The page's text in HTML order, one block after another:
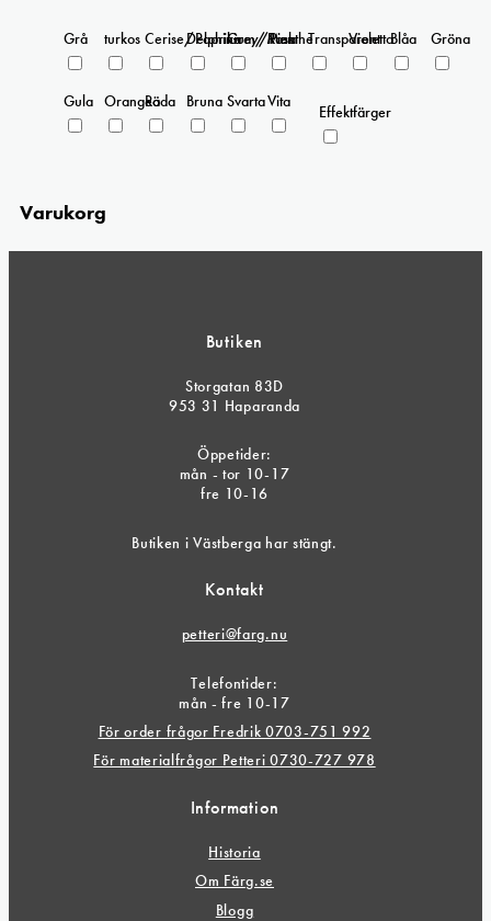
Grå turkos Cerise/Paprika
Delphinium/Menthe
Grey/Pink
Rosa Transparent
ViolettaBlåa Gröna
Gula OrangeaRöda Bruna SvartaVita
Effektfärger
Varukorg
Butiken
Storgatan 83D
953 31 Haparanda
Öppetider:
mån - tor 10-17
fre 10-16
Butiken i Västberga har stängt.
Kontakt
petteri@farg.nu
Telefontider:
mån - fre 10-17
För order frågor Fredrik 0703-751 992
För materialfrågor Petteri 0730-727 978
Information
Historia
Om Färg.se
Blogg